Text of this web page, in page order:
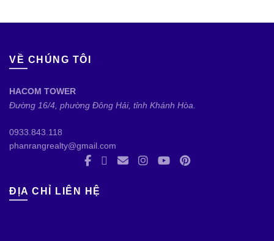
VỀ CHÚNG TÔI
HACOM TOWER
Đường 16/4, phường Đông Hải, tỉnh Khánh Hòa.
0933.843.118
phanrangrealty@gmail.com
ĐỊA CHỈ LIÊN HỆ